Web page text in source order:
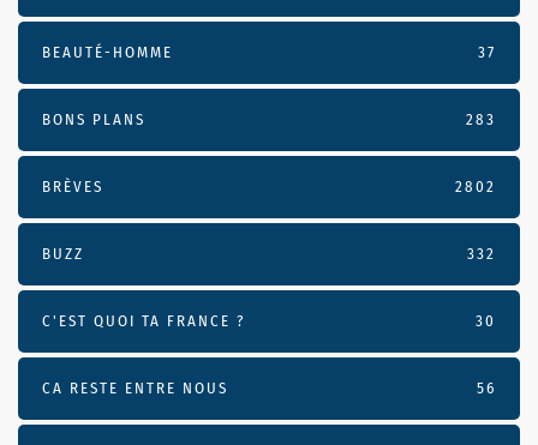
BEAUTÉ-HOMME 37
BONS PLANS 283
BRÈVES 2802
BUZZ 332
C'EST QUOI TA FRANCE ? 30
CA RESTE ENTRE NOUS 56